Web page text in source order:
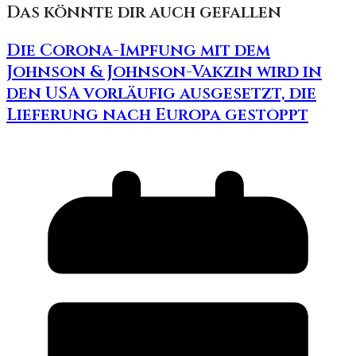
Das könnte dir auch gefallen
Die Corona-Impfung mit dem
Johnson & Johnson-Vakzin wird in
den USA vorläufig ausgesetzt, die
Lieferung nach Europa gestoppt